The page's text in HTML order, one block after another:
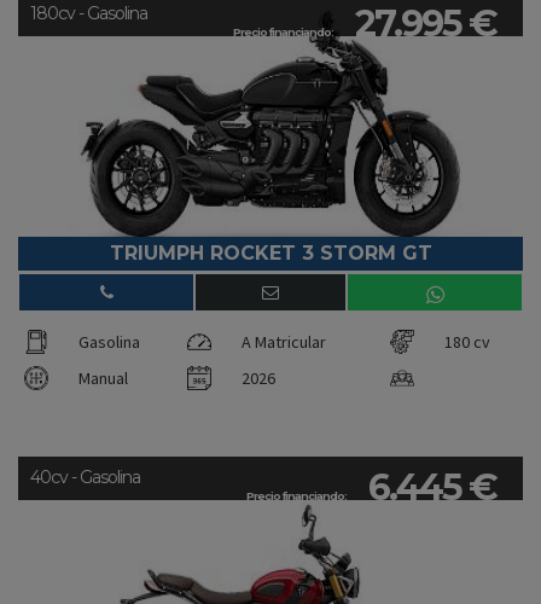
Precio financiando: 27.995 €
180cv - Gasolina
TRIUMPH ROCKET 3 STORM GT
Gasolina A Matricular
180 cv
Manual
2026
Precio financiando: 6.445 €
40cv - Gasolina